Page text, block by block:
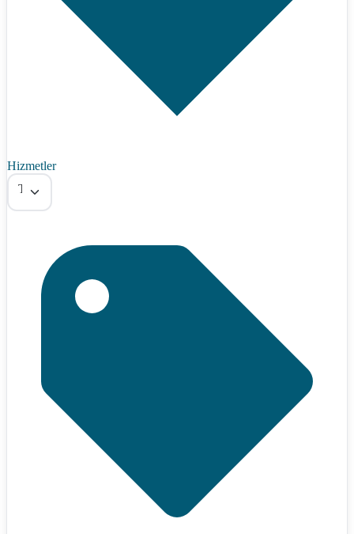
Hizmetler
Tümü